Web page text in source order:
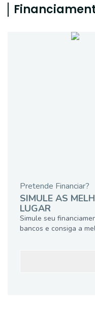
Pretende Financiar?
SIMULE AS
LUGAR
Simule seu
bancos e consiga a